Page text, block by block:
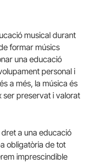
musical durant
formar músics
una educació
personal i
a més, la música és
ser preservat i valorat
a una educació
obligatòria de tot
imprescindible